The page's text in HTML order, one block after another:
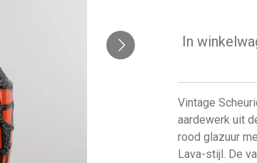
In
Vintage
aardewerk uit
rood glazuur
Lava-stijl. De